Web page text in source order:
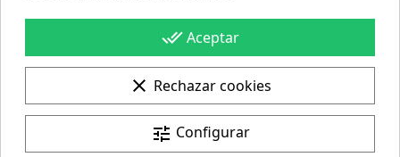
En pedidos de más de 60€
100%
Pago seguro
Fabricación + envío
Fabricación de 4 a 6 días + Envío 96h
done_all Aceptar
clear Rechazar cookies
tune Configurar